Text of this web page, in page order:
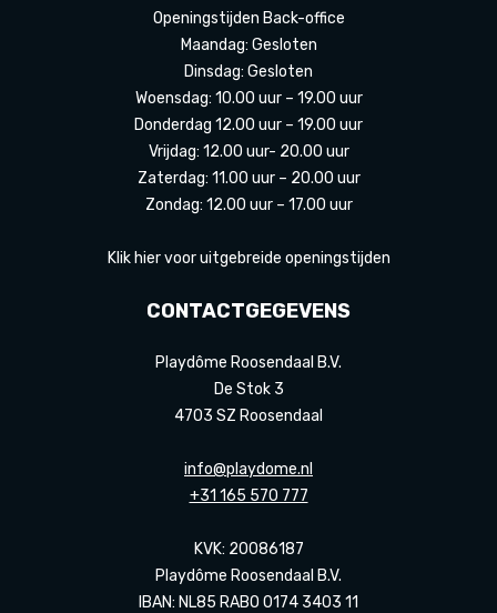
Openingstijden Back-office
Maandag: Gesloten
Dinsdag: Gesloten
Woensdag: 10.00 uur – 19.00 uur
Donderdag 12.00 uur – 19.00 uur
Vrijdag: 12.00 uur- 20.00 uur
Zaterdag: 11.00 uur – 20.00 uur
Zondag: 12.00 uur – 17.00 uur
Klik hier voor uitgebreide openingstijden
CONTACTGEGEVENS
Playdôme Roosendaal B.V.
De Stok 3
4703 SZ Roosendaal
info@playdome.nl
+31 165 570 777
KVK: 20086187
Playdôme Roosendaal B.V.
IBAN: NL85 RABO 0174 3403 11